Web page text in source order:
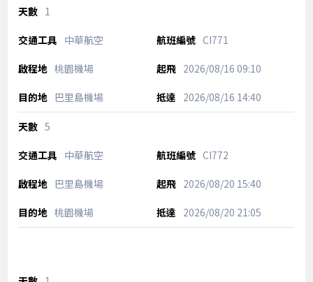
1
中華航空 CI771
桃園機場 2026/08/16 09:10
巴里島機場 2026/08/16 14:40
5
中華航空 CI772
巴里島機場 2026/08/20 15:40
桃園機場 2026/08/20 21:05